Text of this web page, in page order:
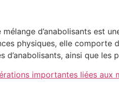
d’anabolisants est
physiques, elle
ainsi que les
importantes liées aux